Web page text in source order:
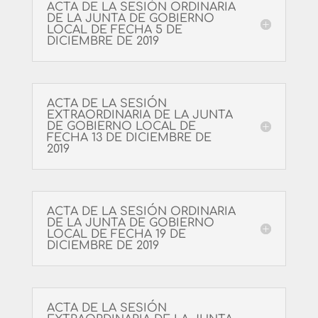
ACTA DE LA SESIÓN ORDINARIA
DE LA JUNTA DE GOBIERNO
LOCAL DE FECHA 5 DE
DICIEMBRE DE 2019
ACTA DE LA SESIÓN
EXTRAORDINARIA DE LA JUNTA
DE GOBIERNO LOCAL DE
FECHA 13 DE DICIEMBRE DE
2019
ACTA DE LA SESIÓN ORDINARIA
DE LA JUNTA DE GOBIERNO
LOCAL DE FECHA 19 DE
DICIEMBRE DE 2019
ACTA DE LA SESIÓN